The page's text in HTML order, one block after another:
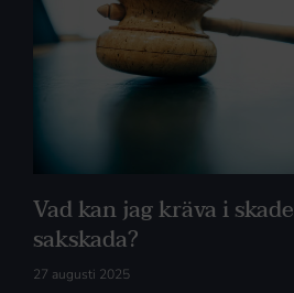
Vad kan jag kräva i
sakskada?
27 augusti 2025